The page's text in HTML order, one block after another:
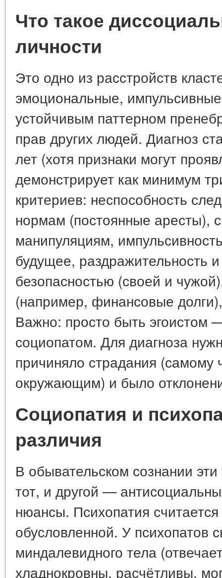
Что такое
личности
Это одно из расстройств
эмоциональные,
устойчивым паттерном
прав других людей. Диагноз
лет (хотя признаки могут
демонстрирует как минимум
критериев: неспособность
нормам (постоянные аресты),
манипуляциям,
будущее, раздражительность
безопасностью (своей и
(например, финансовые
Важно: просто быть эгоистом
социопатом. Для диагноза
причиняло страдания (самому
окружающим) и было
Социопатия и
различия
В обывательском сознании
тот, и другой —
нюансы. Психопатия
обусловленной. У психопатов
миндалевидного тела
хладнокровны, расчётливы,